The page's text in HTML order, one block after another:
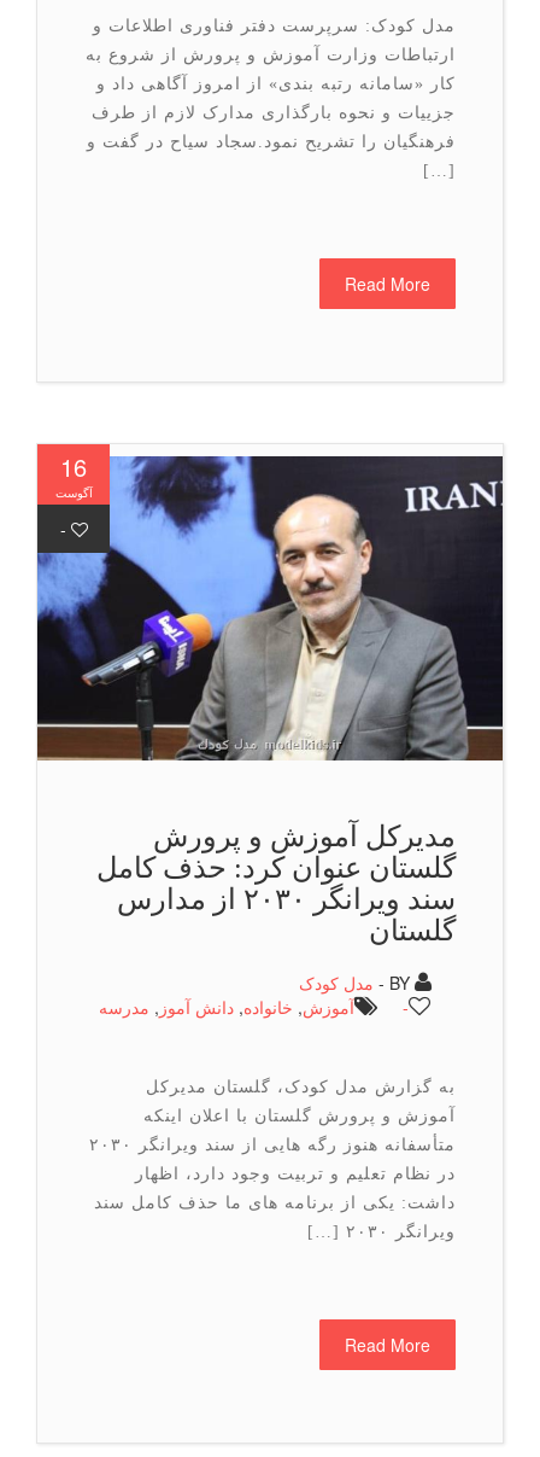
مدل کودک: سرپرست دفتر فناوری اطلاعات و
ارتباطات وزارت آموزش و پرورش از شروع به
کار «سامانه رتبه بندی» از امروز آگاهی داد و
جزییات و نحوه بارگذاری مدارک لازم از طرف
فرهنگیان را تشریح نمود.سجاد سیاح در گفت و
Read More
16
آگوست
مدیركل آموزش و پرورش
گلستان عنوان كرد: حذف کامل
سند ویرانگر ۲۰۳۰ از مدارس
گلستان
مدل کودک
آموزش,خانواده, دانش آموز,مدرسه
به گزارش مدل کودک، گلستان مدیرکل
آموزش و پرورش گلستان با اعلان اینکه
متأسفانه هنوز رگه هایی از سند ویرانگر ۲۰۳۰
در نظام تعلیم و تربیت وجود دارد، اظهار
داشت: یکی از برنامه های ما حذف کامل سند
ویرانگر ۲۰۳۰ […]
Read More